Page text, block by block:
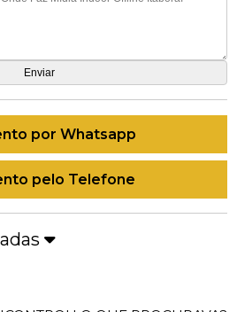
por Whatsapp
pelo Telefone